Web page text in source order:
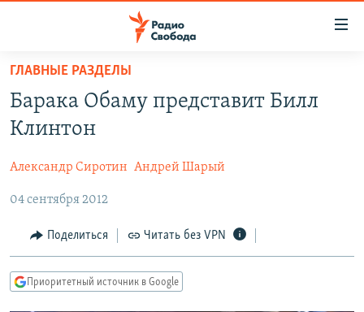
упрощенного
доступа
Вернуться
основному
Вернутся
главной
навигации
Вернутся
ПОДКАСТЫ
ЦИТАТЫ СВОБОДЫ
МНЕНИЯ
КУЛЬТУРА
IDEL.РЕАЛИИ
КАВКАЗ.РЕАЛИИ
ГЛАВНЫЕ РАЗДЕЛЫ
Барака Обаму представит Билл
Клинтон
Александр Сиротин Андрей Шарый
04 сентября 2012
Поделиться Читать без VPN
Приоритетный источник в Google